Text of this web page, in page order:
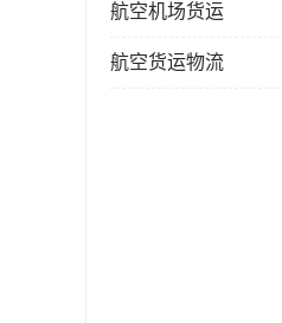
航空机场货运
航空货运物流